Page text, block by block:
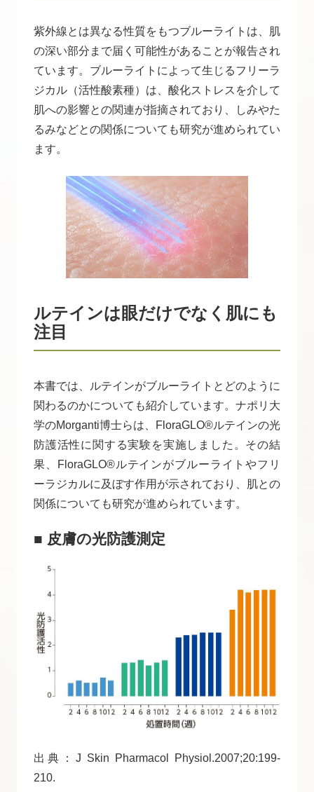
紫外線とは異なる性質をもつブルーライトは、肌
の深い部分まで届く可能性があることが報告され
ています。ブルーライトによって生じるフリーラ
ジカル（活性酸素種）は、酸化ストレスを介して
肌への影響との関連が指摘されており、しみやた
るみなどとの関係についても研究が進められてい
ます。
ルテインは眼だけでなく肌にも
注目
本書では、ルテインがブルーライトとどのように
関わるのかについても紹介しています。ナポリ大
学のMorganti博士らは、FloraGLO®ルテインの光
防護活性に関する実験を実施しました。その結
果、FloraGLO®ルテインがブルーライトやフリ
ーラジカルに及ぼす作用が示されており、肌との
関係についても研究が進められています。
■ 皮膚の光防護測定
出典：J Skin Pharmacol Physiol.2007;20:199-
210.